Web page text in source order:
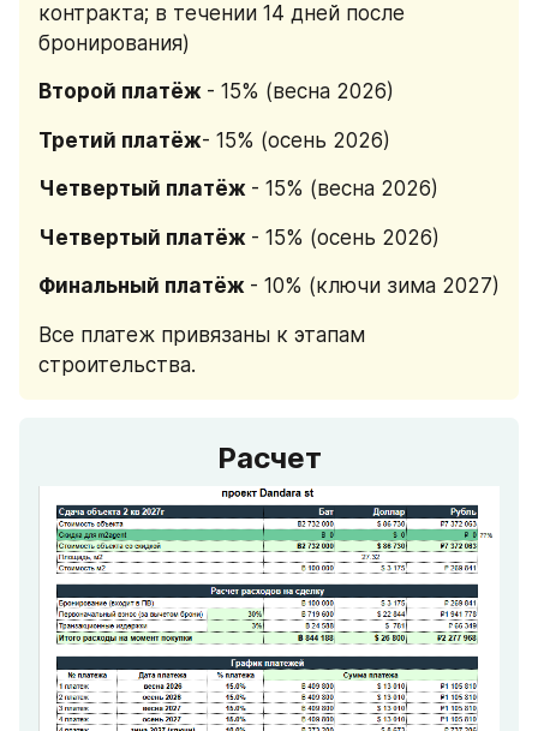
контракта; в течении 14 дней после
бронирования)
Второй платёж - 15% (весна 2026)
Третий платёж- 15% (осень 2026)
Четвертый платёж - 15% (весна 2026)
Четвертый платёж - 15% (осень 2026)
Финальный платёж - 10% (ключи зима 2027)
Все платеж привязаны к этапам
строительства.
Расчет